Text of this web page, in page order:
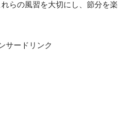
らの風習を大切にし、節分を楽
サードリンク